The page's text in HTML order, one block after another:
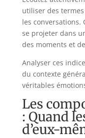
utiliser des termes
les
se projeter dans
des moments et
Analyser ces
du contexte
véritables
Les
: Quand
d’eux-